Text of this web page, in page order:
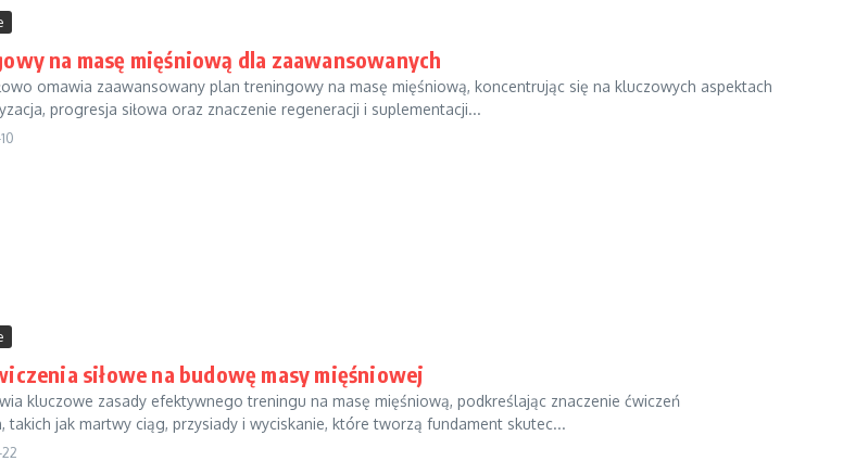
na masę mięśniową dla zaawansowanych
omawia zaawansowany plan treningowy na masę mięśniową, koncentrując się na kluczowych aspektach
progresja siłowa oraz znaczenie regeneracji i suplementacji...
siłowe na budowę masy mięśniowej
kluczowe zasady efektywnego treningu na masę mięśniową, podkreślając znaczenie ćwiczeń
takich jak martwy ciąg, przysiady i wyciskanie, które tworzą fundament skutec...